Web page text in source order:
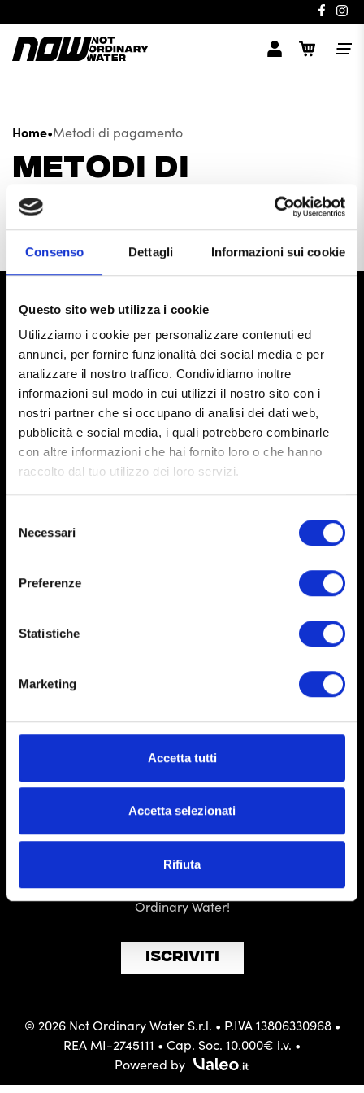
Consenso Dettagli Informazioni sui cookie
Questo sito web utilizza i cookie
Utilizziamo i cookie per personalizzare contenuti ed
annunci, per fornire funzionalità dei social media e per
analizzare il nostro traffico. Condividiamo inoltre
informazioni sul modo in cui utilizzi il nostro sito con i
nostri partner che si occupano di analisi dei dati web,
pubblicità e social media, i quali potrebbero combinarle
con altre informazioni che hai fornito loro o che hanno
raccolto dal tuo utilizzo dei loro servizi.
delNecessari
Preferenze
Statistiche
Marketing
Accetta tutti
Accetta selezionati
Rifiuta
Home•Metodi di pagamento
METODI DI
PAGAMENTO
Tracciamento ordini
In modo semplice e veloce
CONTATTI
supporto@notordinarywater.com
info@notordinarywater.com
ISCRIVITI ALLA NEWSLETTER
Resta sempre aggiornato sulle novità del mondo Not
Ordinary Water!
ISCRIVITI
© 2026 Not Ordinary Water S.r.l. • P.IVA 13806330968 •
REA MI-2745111 • Cap. Soc. 10.000€ i.v. •
Powered by